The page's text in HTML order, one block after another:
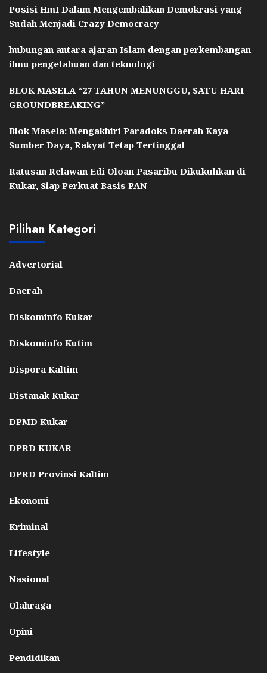
Posisi HmI Dalam Mengembalikan Demokrasi yang
Sudah Menjadi Crazy Democracy
hubungan antara ajaran Islam dengan perkembangan
ilmu pengetahuan dan teknologi
BLOK MASELA “27 TAHUN MENUNGGU, SATU HARI
GROUNDBREAKING”
Blok Masela: Mengakhiri Paradoks Daerah Kaya
Sumber Daya, Rakyat Tetap Tertinggal
Ratusan Relawan Edi Oloan Pasaribu Dikukuhkan di
Kukar, Siap Perkuat Basis PAN
Pilihan Kategori
Advertorial
Daerah
Diskominfo Kukar
Diskominfo Kutim
Dispora Kaltim
Distanak Kukar
DPMD Kukar
DPRD KUKAR
DPRD Provinsi Kaltim
Ekonomi
Kriminal
Lifestyle
Nasional
Olahraga
Opini
Pendidikan